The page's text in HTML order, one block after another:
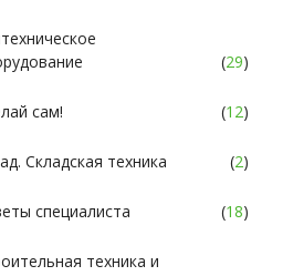
(29)
сам! (12)
Складская техника (2)
специалиста (18)
техника и